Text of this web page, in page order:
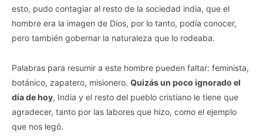
esto, pudo contagiar al resto de la sociedad india, que el
hombre era la imagen de Dios, por lo tanto, podía conocer,
pero también gobernar la naturaleza que lo rodeaba.
Palabras para resumir a este hombre pueden faltar: feminista,
botánico, zapatero, misionero. Quizás un poco ignorado el
día de hoy, India y el resto del pueblo cristiano le tiene que
agradecer, tanto por las labores que hizo, como el ejemplo
que nos legó.